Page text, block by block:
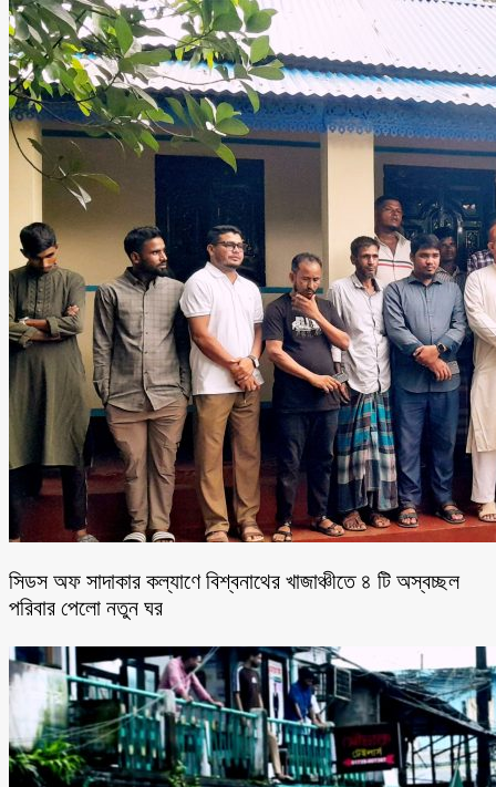
সিডস অফ সাদাকার কল্যাণে বিশ্বনাথের খাজাঞ্চীতে ৪ টি অস্বচ্ছল
পরিবার পেলো নতুন ঘর